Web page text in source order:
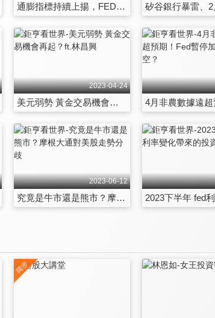
通膨指標持續上揚，FED升息腳步不停歇？
2023-04-24
美元弱勢 黃金交易機會再起？ft.林昌興
2023-06-12
究竟是牛市還是熊市？摩根大通對美股走勢分歧